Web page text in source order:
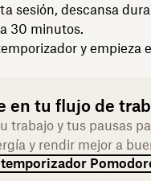
sesión, descansa
30 minutos.
y empieza
en tu flujo de
trabajo y tus pausas
y rendir mejor a